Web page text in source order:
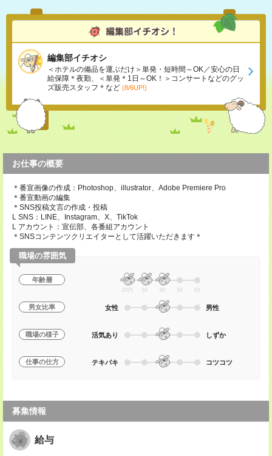
編集部イチオシ
＜ホテルの備品を運ぶだけ＞単発・短時間～OK／安心の日
給保障＊夜勤、＜単発＊1日～OK！＞コンサートなどのグッ
ズ販売スタッフ＊など (8/6UP!)
お仕事の概要
＊番宣画像の作成：Photoshop、illustrator、Adobe Premiere Pro
＊番宣動画の編集
＊SNS投稿文言の作成・投稿
L SNS：LINE、Instagram、X、TikTok
L アカウント：宣伝部、各番組アカウント
＊SNSコンテンツクリエイターとして活躍いただきます＊
職場の雰囲気
年齢層
20代 30 40 50 60
男女比率 女性 男性
職場の様子 活気あり しずか
仕事の仕方 テキパキ コツコツ
募集情報
給与